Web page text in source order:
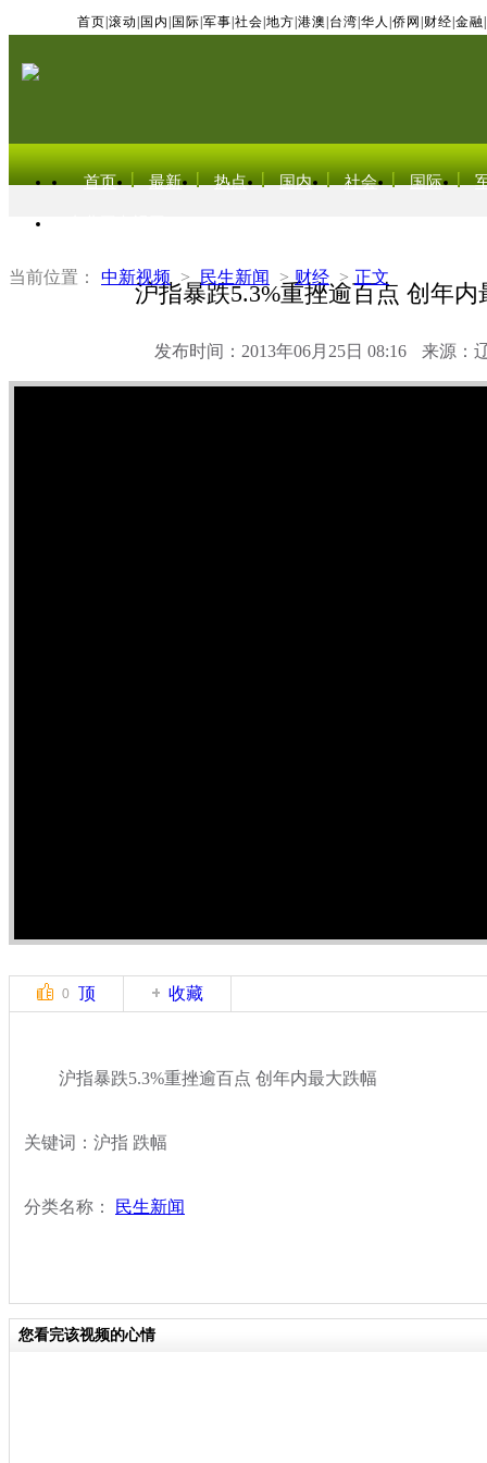
首页 滚动 国内 国际 军事 社会 地方 港澳 台湾 华人 侨网 财经 金融
首页 最新 热点 国内 社会 国际
当前位置： 中新视频 > 民生新闻 > 财经 > 正文
沪指暴跌5.3%重挫逾百点 创年内
发布时间：2013年06月25日 08:16 来源：
0 顶 收藏
沪指暴跌5.3%重挫逾百点 创年内最大跌幅
关键词：沪指 跌幅
分类名称： 民生新闻
您看完该视频的心情